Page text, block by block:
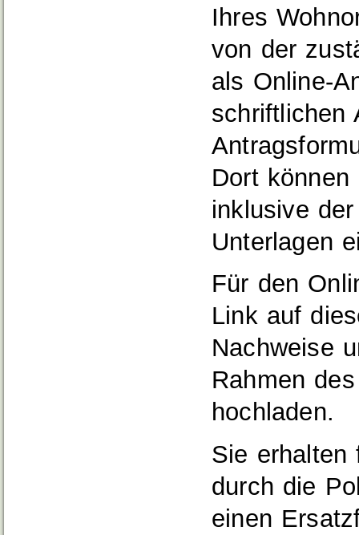
Ihres
von der
als Online-
schriftlichen
Dort
inklusive
Unterlagen
Für den
Link auf
Nachweise
Rahmen
hochladen.
Sie erhalten
durch die
einen